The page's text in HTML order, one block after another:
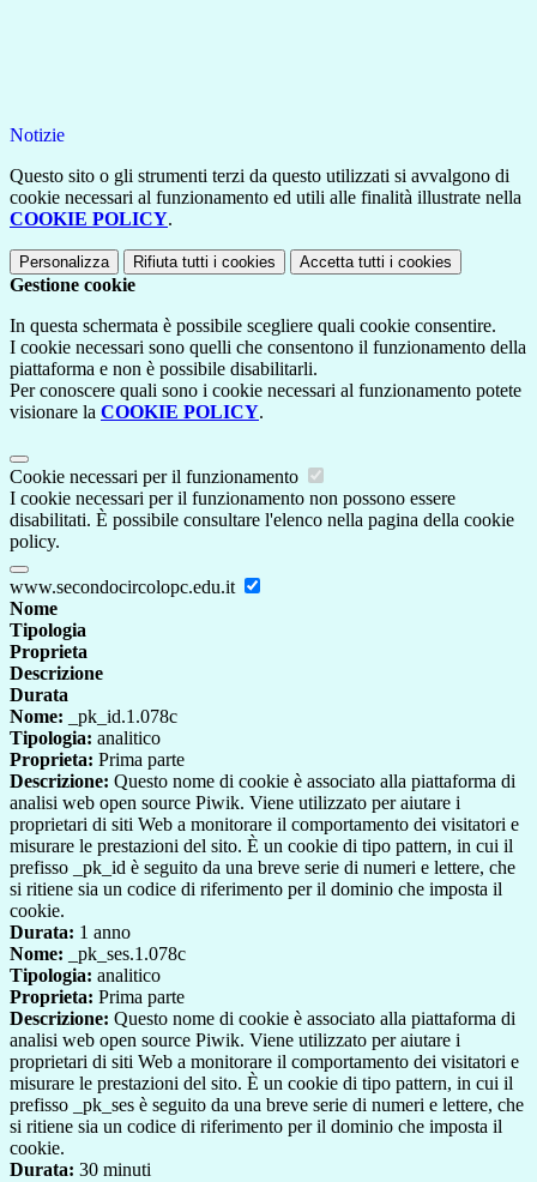
Notizie
Questo sito o gli strumenti terzi da questo utilizzati si avvalgono di
cookie necessari al funzionamento ed utili alle finalità illustrate nella
COOKIE POLICY.
Personalizza Rifiuta tutti i cookies Accetta tutti i cookies
Gestione cookie
In questa schermata è possibile scegliere quali cookie consentire.
I cookie necessari sono quelli che consentono il funzionamento della
piattaforma e non è possibile disabilitarli.
Per conoscere quali sono i cookie necessari al funzionamento potete
visionare la COOKIE POLICY.
Cookie necessari per il funzionamento
I cookie necessari per il funzionamento non possono essere
disabilitati. È possibile consultare l'elenco nella pagina della cookie
policy.
www.secondocircolopc.edu.it
Nome
Tipologia
Proprieta
Descrizione
Durata
Nome: _pk_id.1.078c
Tipologia: analitico
Proprieta: Prima parte
Descrizione: Questo nome di cookie è associato alla piattaforma di
analisi web open source Piwik. Viene utilizzato per aiutare i
proprietari di siti Web a monitorare il comportamento dei visitatori e
misurare le prestazioni del sito. È un cookie di tipo pattern, in cui il
prefisso _pk_id è seguito da una breve serie di numeri e lettere, che
si ritiene sia un codice di riferimento per il dominio che imposta il
cookie.
Durata: 1 anno
Nome: _pk_ses.1.078c
Tipologia: analitico
Proprieta: Prima parte
Descrizione: Questo nome di cookie è associato alla piattaforma di
analisi web open source Piwik. Viene utilizzato per aiutare i
proprietari di siti Web a monitorare il comportamento dei visitatori e
misurare le prestazioni del sito. È un cookie di tipo pattern, in cui il
prefisso _pk_ses è seguito da una breve serie di numeri e lettere, che
si ritiene sia un codice di riferimento per il dominio che imposta il
cookie.
Durata: 30 minuti